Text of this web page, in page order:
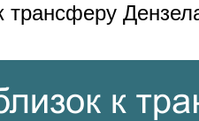
трансферу